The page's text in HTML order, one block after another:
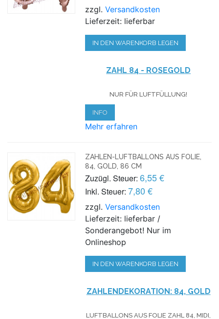
zzgl.Versandkosten
Lieferzeit: lieferbar
IN DEN WARENKORB LEGEN
ZAHL 84 - ROSEGOLD
NUR FÜR LUFTFÜLLUNG!
INFO
Mehr erfahren
ZAHLEN-LUFTBALLONS AUS FOLIE,
84, GOLD, 86 CM
Zuzügl. Steuer: 6,55 €
Inkl. Steuer: 7,80 €
zzgl.Versandkosten
Lieferzeit: lieferbar /
Sonderangebot! Nur im
Onlineshop
IN DEN WARENKORB LEGEN
ZAHLENDEKORATION: 84, GOLD
LUFTBALLONS AUS FOLIE ZAHL 84, MIDI,